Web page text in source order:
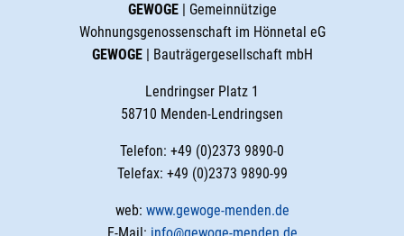
GEWOGE| Gemeinnützige
Wohnungsgenossenschaft im Hönnetal eG
GEWOGE| Bauträgergesellschaft mbH
Lendringser Platz 1
58710 Menden-Lendringsen
Telefon: +49 (0)2373 9890-0
Telefax: +49 (0)2373 9890-99
web: www.gewoge-menden.de